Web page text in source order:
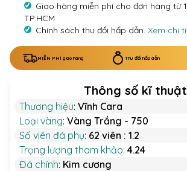
Giao hàng miễn phí cho đơn hàng từ
TP.HCM
Chính sách thu đổi hấp dẫn. Xem chi
MIỄN PHÍ giao hàng Thu đổi hấp dẫn
Thông số kĩ thuật
Thương hiệu: Vĩnh Cara
Loại vàng: Vàng Trắng - 750
Số viên đá phụ: 62 viên : 1.2
Trọng lượng tham khảo: 4.24
Đá chính: Kim cương